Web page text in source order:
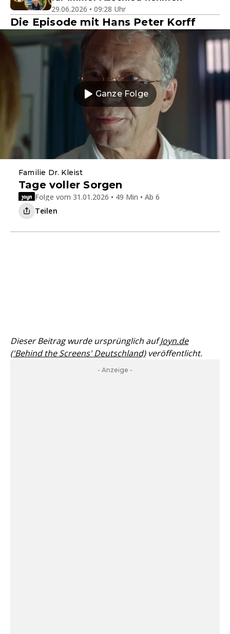
29.06.2026 • 09:28 Uhr
Die Episode mit Hans Peter Korff
Ganze Folge
Familie Dr. Kleist
Tage voller Sorgen
Folge vom 31.01.2026 • 49 Min • Ab 6
Teilen
Dieser Beitrag wurde ursprünglich aufJoyn.de
('Behind the Screens' Deutschland)veröffentlicht.
- Anzeige -